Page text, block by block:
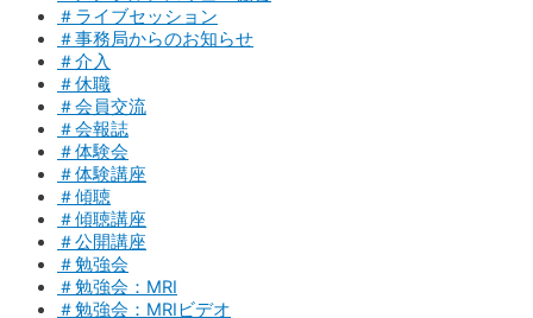
＃ライブセッション
＃事務局からのお知らせ
＃介入
＃休職
＃会員交流
＃会報誌
＃体験会
＃体験講座
＃傾聴
＃傾聴講座
＃公開講座
＃勉強会
＃勉強会：MRI
＃勉強会：MRIビデオ